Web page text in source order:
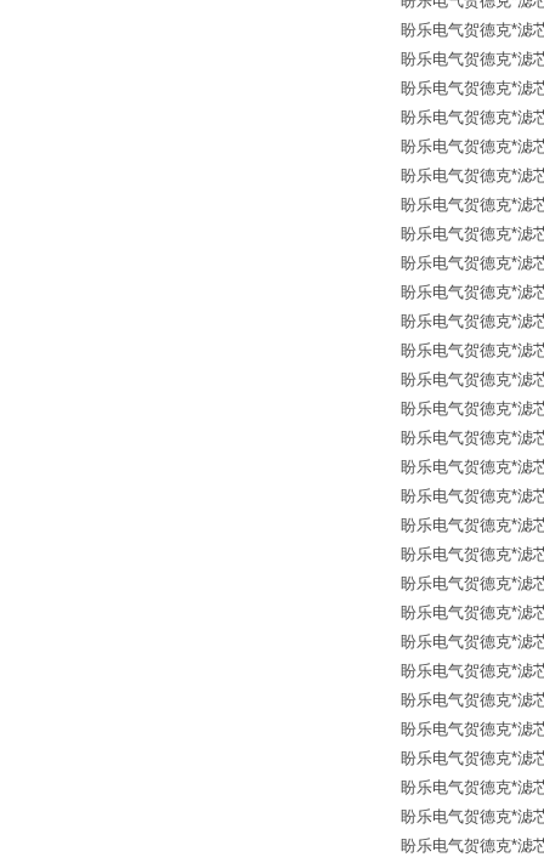
盼乐电气贺德克*滤
盼乐电气贺德克*滤
盼乐电气贺德克*滤
盼乐电气贺德克*滤
盼乐电气贺德克*滤
盼乐电气贺德克*滤
盼乐电气贺德克*滤
盼乐电气贺德克*滤
盼乐电气贺德克*滤
盼乐电气贺德克*滤
盼乐电气贺德克*滤
盼乐电气贺德克*滤
盼乐电气贺德克*滤
盼乐电气贺德克*滤
盼乐电气贺德克*滤
盼乐电气贺德克*滤
盼乐电气贺德克*滤
盼乐电气贺德克*滤
盼乐电气贺德克*滤
盼乐电气贺德克*滤
盼乐电气贺德克*滤
盼乐电气贺德克*滤
盼乐电气贺德克*滤
盼乐电气贺德克*滤
盼乐电气贺德克*滤
盼乐电气贺德克*滤
盼乐电气贺德克*滤
盼乐电气贺德克*滤
盼乐电气贺德克*滤